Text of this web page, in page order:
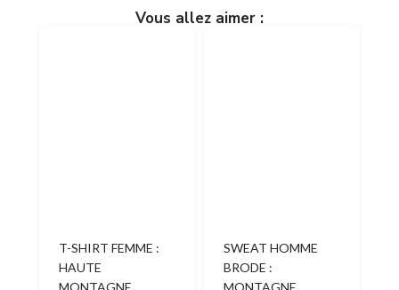
Vous allez aimer :
T-SHIRT FEMME :
HAUTE
MONTAGNE
SWEAT HOMME
BRODE :
MONTAGNE